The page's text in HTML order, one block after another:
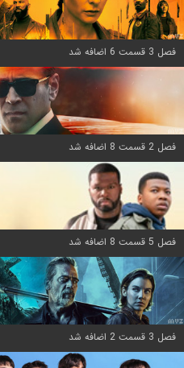
فصل 3 قسمت 6 اضافه شد
فصل 2 قسمت 8 اضافه شد
فصل 5 قسمت 8 اضافه شد
فصل 3 قسمت 2 اضافه شد